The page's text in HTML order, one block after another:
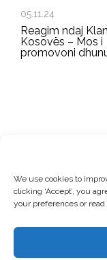
We use cookies to
clicking ‘Accept’, you
your preferences or read
05.11.24
Reagim ndaj Klan
Kosovës – Mos i
promovoni
© Copyright, 2026 .